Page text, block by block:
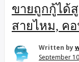
ขายถูกกู้ได้
สายไหม, ค
Written by
September